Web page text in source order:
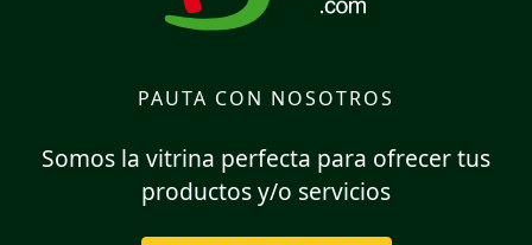
PAUTA CON NOSOTROS
Somos la vitrina perfecta para ofrecer tus
productos y/o servicios